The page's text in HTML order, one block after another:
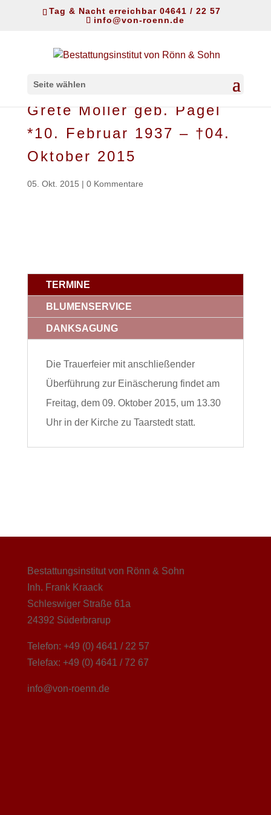
Tag & Nacht erreichbar 04641 / 22 57
info@von-roenn.de
Seite wählen
Grete Möller geb. Pagel
*10. Februar 1937 – †04.
Oktober 2015
05. Okt. 2015 | 0 Kommentare
TERMINE
BLUMENSERVICE
DANKSAGUNG
Die Trauerfeier mit anschließender
Überführung zur Einäscherung findet am
Freitag, dem 09. Oktober 2015, um 13.30
Uhr in der Kirche zu Taarstedt statt.
Bestattungsinstitut von Rönn & Sohn
Inh. Frank Kraack
Schleswiger Straße 61a
24392 Süderbrarup
Telefon: +49 (0) 4641 / 22 57
Telefax: +49 (0) 4641 / 72 67
info@von-roenn.de